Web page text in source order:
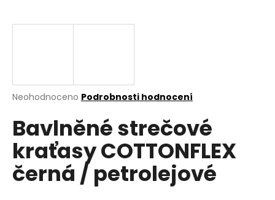
Průměrné
produktu
je
0,0
5
hvězdiček.
Neohodnoceno Podrobnosti hodnocení
Bavlněné strečové
kraťasy COTTONFLEX
černá / petrolejové
j
?
HLEDAT